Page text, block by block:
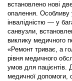
встановлено нові
опалення. Особливу
інвалідністю — у
санвузли,
виклику медичного
«Ремонт триває, а
рівня медичного
умов для
медичної допомоги,